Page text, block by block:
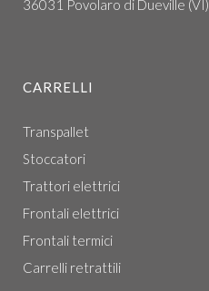
36031 Povolaro di Dueville (VI)
CARRELLI
Transpallet
Stoccatori
Trattori elettrici
Frontali elettrici
Frontali termici
Carrelli retrattili